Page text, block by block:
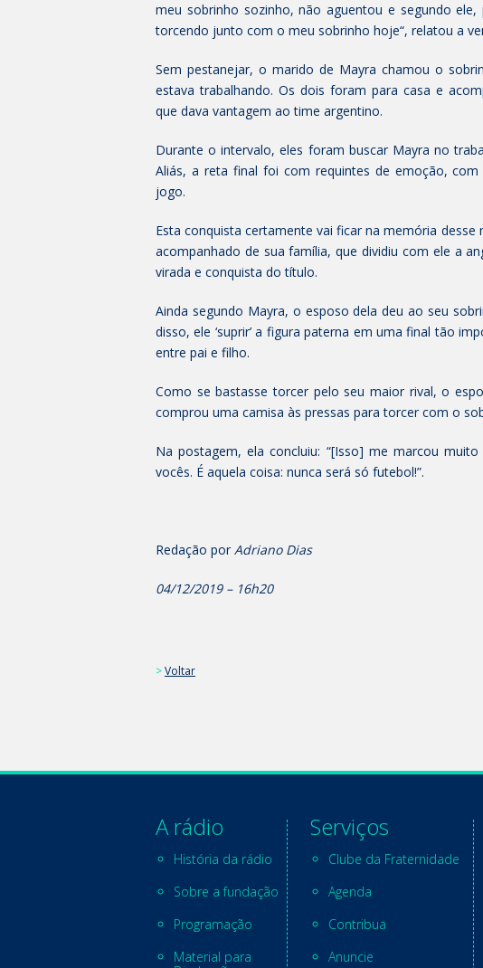
meu sobrinho sozinho, não aguentou e segundo
torcendo junto com o meu sobrinho hoje“, relatou a
Sem pestanejar, o marido de Mayra chamou o
estava trabalhando. Os dois foram para casa e
que dava vantagem ao time argentino.
Durante o intervalo, eles foram buscar Mayra no
Aliás, a reta final foi com requintes de emoção,
jogo.
Esta conquista certamente vai ficar na memória
acompanhado de sua família, que dividiu com ele a
virada e conquista do título.
Ainda segundo Mayra, o esposo dela deu ao seu
disso, ele ‘suprir’ a figura paterna em uma final tão
entre pai e filho.
Como se bastasse torcer pelo seu maior rival, o
comprou uma camisa às pressas para torcer com o
Na postagem, ela concluiu: “[Isso] me marcou
vocês. É aquela coisa: nunca será só futebol!”.
Redação por Adriano Dias
04/12/2019 – 16h20
>Voltar
A rádio
História da rádio
Sobre a fundação
Programação
Material para
Serviços
Clube da Fraternidade
Agenda
Contribua
Anuncie